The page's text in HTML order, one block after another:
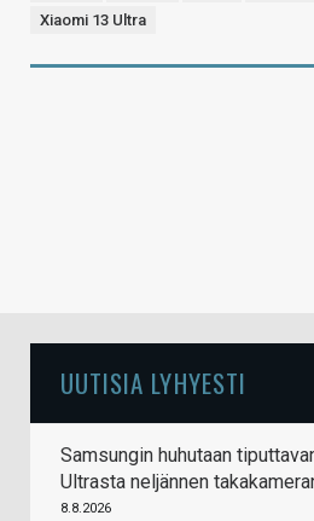
Xiaomi 13 Ultra
UUTISIA LYHYESTI
Samsungin huhutaan
Ultrasta neljännen
8.8.2026